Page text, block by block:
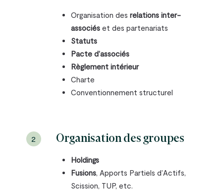
Organisation des relations inter-
associéset des partenariats
Statuts
Pacte d’associés
Règlement intérieur
Charte
Conventionnement structurel
2 Organisation des groupes
Holdings
Fusions, Apports Partiels d’Actifs,
Scission, TUP, etc.